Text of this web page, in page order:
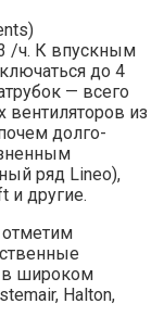
/ч. К впускным
до 4
— всего
из
долго­
ряд Lineo),
и другие.
в широком
Halton,